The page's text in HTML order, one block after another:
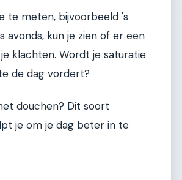
te meten, bijvoorbeeld 's
avonds, kun je zien of er een
klachten. Wordt je saturatie
de dag vordert?
douchen? Dit soort
je om je dag beter in te